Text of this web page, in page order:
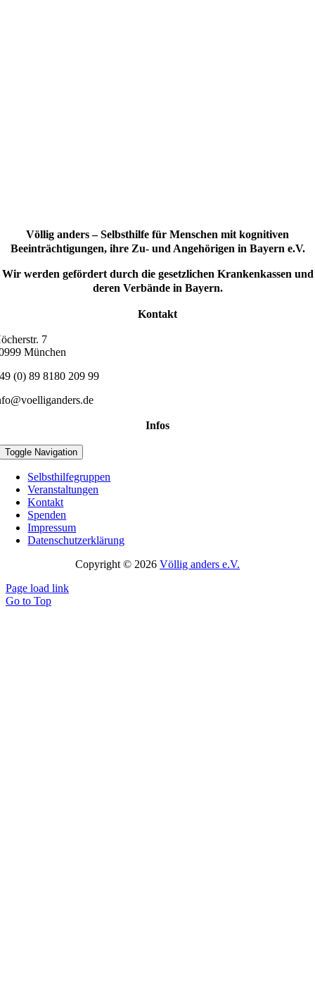
Völlig anders – Selbsthilfe für Menschen mit kognitiven
Beeinträchtigungen, ihre Zu- und Angehörigen in Bayern e.V.
Wir werden gefördert durch die gesetzlichen Krankenkassen und
deren Verbände in Bayern.
Kontakt
7
München
(0) 89 8180 209 99
Infos
Toggle Navigation
Selbsthilfegruppen
Veranstaltungen
Kontakt
Spenden
Impressum
Datenschutzerklärung
Copyright © 2026 Völlig anders e.V.
Page load link
Go to Top